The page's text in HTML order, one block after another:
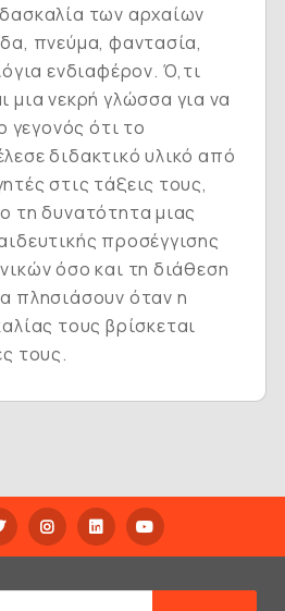
των αρχαίων
πνεύμα, φαντασία,
ενδιαφέρον. Ό,τι
μια νεκρή γλώσσα για να
γεγονός ότι το
διδακτικό υλικό από
στις τάξεις τους,
τη δυνατότητα μιας
προσέγγισης
όσο και τη διάθεση
πλησιάσουν όταν η
τους βρίσκεται
τους.